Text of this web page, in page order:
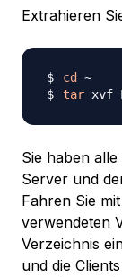
Extrahieren
cd
tar xvf
Sie haben
Server und
Fahren Sie
verwendeten
Verzeichnis
und die